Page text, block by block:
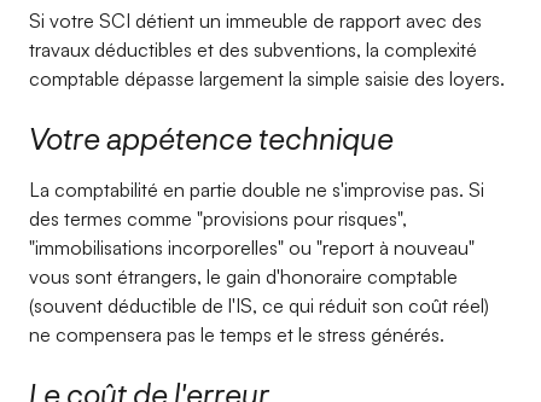
Si votre SCI détient un immeuble de rapport avec des
travaux déductibles et des subventions, la complexité
comptable dépasse largement la simple saisie des loyers.
Votre appétence technique
La comptabilité en partie double ne s'improvise pas. Si
des termes comme "provisions pour risques",
"immobilisations incorporelles" ou "report à nouveau"
vous sont étrangers, le gain d'honoraire comptable
(souvent déductible de l'IS, ce qui réduit son coût réel)
ne compensera pas le temps et le stress générés.
Le coût de l'erreur